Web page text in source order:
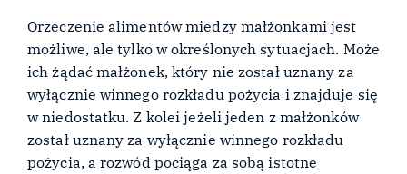
Orzeczenie alimentów miedzy małżonkami jest
możliwe, ale tylko w określonych sytuacjach. Może
ich żądać małżonek, który nie został uznany za
wyłącznie winnego rozkładu pożycia i znajduje się
w niedostatku. Z kolei jeżeli jeden z małżonków
został uznany za wyłącznie winnego rozkładu
pożycia, a rozwód pociąga za sobą istotne